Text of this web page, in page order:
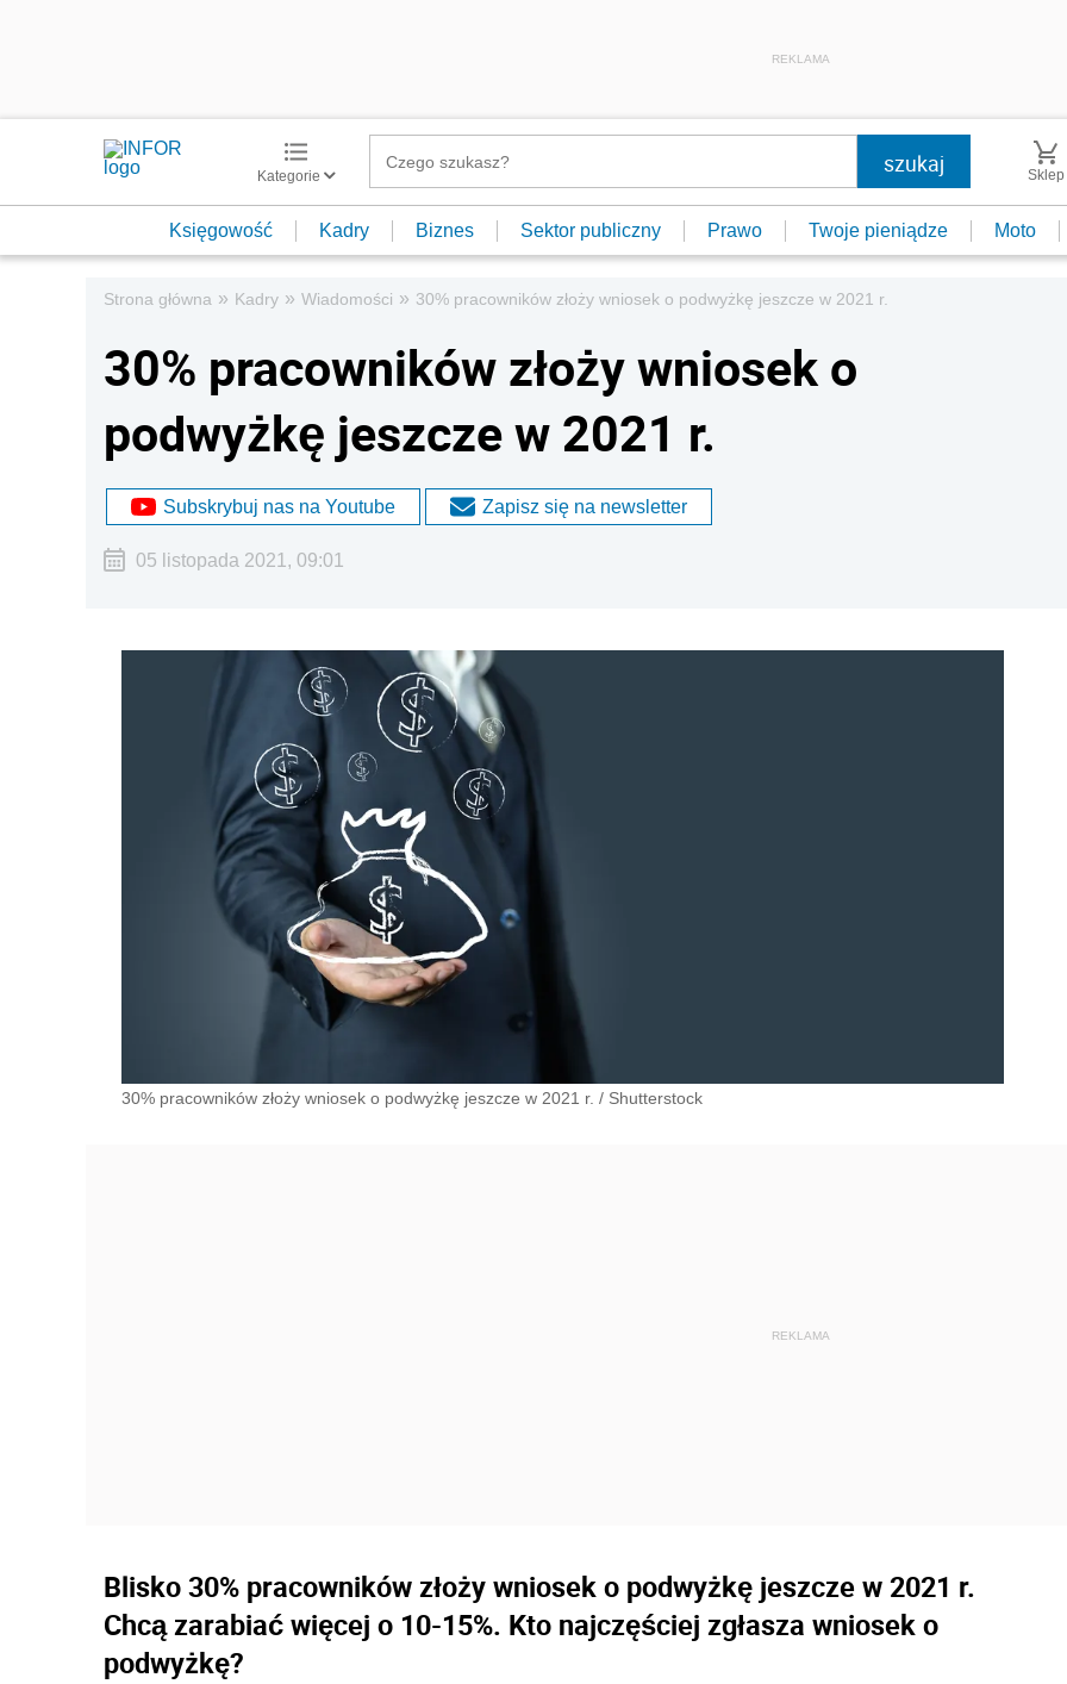
REKLAMA
Kategorie Sklep
Księgowość Kadry Biznes Sektor publiczny Prawo Twoje pieniądze Moto
Strona główna » Kadry » Wiadomości » 30% pracowników złoży wniosek o podwyżkę jeszcze w 2021 r.
30% pracowników złoży wniosek o
podwyżkę jeszcze w 2021 r.
Subskrybuj nas na Youtube Zapisz się na newsletter
05 listopada 2021, 09:01
30% pracowników złoży wniosek o podwyżkę jeszcze w 2021 r. / Shutterstock
Blisko 30% pracowników złoży wniosek o podwyżkę jeszcze w 2021 r.
Chcą zarabiać więcej o 10-15%. Kto najczęściej zgłasza wniosek o
podwyżkę?